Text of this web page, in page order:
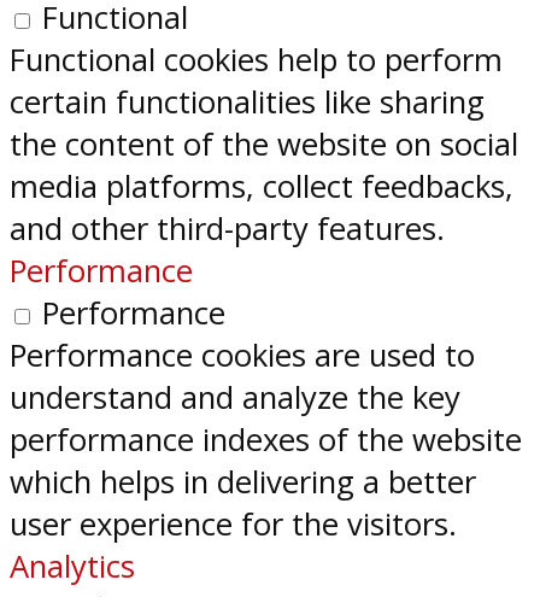
Functional
Functional cookies help to perform
certain functionalities like sharing
the content of the website on social
media platforms, collect feedbacks,
and other third-party features.
Performance
Performance
Performance cookies are used to
understand and analyze the key
performance indexes of the website
which helps in delivering a better
user experience for the visitors.
Analytics